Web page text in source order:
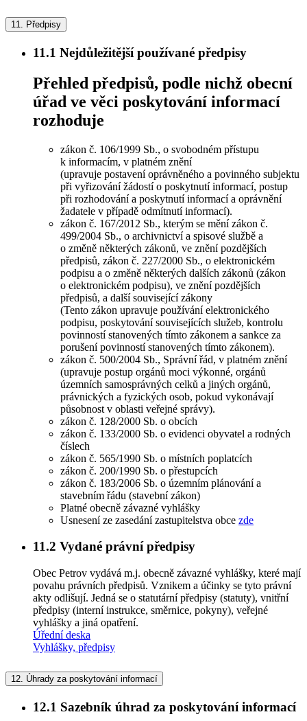
11. Předpisy
11.1 Nejdůležitější používané předpisy
Přehled předpisů, podle nichž obecní
úřad ve věci poskytování informací
rozhoduje
zákon č. 106/1999 Sb., o svobodném přístupu
k informacím, v platném znění
(upravuje postavení oprávněného a povinného subjektu
při vyřizování žádostí o poskytnutí informací, postup
při rozhodování a poskytnutí informací a oprávnění
žadatele v případě odmítnutí informací).
zákon č. 167/2012 Sb., kterým se mění zákon č.
499/2004 Sb., o archivnictví a spisové službě a
o změně některých zákonů, ve znění pozdějších
předpisů, zákon č. 227/2000 Sb., o elektronickém
podpisu a o změně některých dalších zákonů (zákon
o elektronickém podpisu), ve znění pozdějších
předpisů, a další související zákony
(Tento zákon upravuje používání elektronického
podpisu, poskytování souvisejících služeb, kontrolu
povinností stanovených tímto zákonem a sankce za
porušení povinností stanovených tímto zákonem).
zákon č. 500/2004 Sb., Správní řád, v platném znění
(upravuje postup orgánů moci výkonné, orgánů
územních samosprávných celků a jiných orgánů,
právnických a fyzických osob, pokud vykonávají
působnost v oblasti veřejné správy).
zákon č. 128/2000 Sb. o obcích
zákon č. 133/2000 Sb. o evidenci obyvatel a rodných
číslech
zákon č. 565/1990 Sb. o místních poplatcích
zákon č. 200/1990 Sb. o přestupcích
zákon č. 183/2006 Sb. o územním plánování a
stavebním řádu (stavební zákon)
Platné obecně závazné vyhlášky
Usnesení ze zasedání zastupitelstva obce zde
11.2 Vydané právní předpisy
Obec Petrov vydává m.j. obecně závazné vyhlášky, které mají
povahu právních předpisů. Vznikem a účinky se tyto právní
akty odlišují. Jedná se o statutární předpisy (statuty), vnitřní
předpisy (interní instrukce, směrnice, pokyny), veřejné
vyhlášky a jiná opatření.
Úřední deska
Vyhlášky, předpisy
12. Úhrady za poskytování informací
12.1 Sazebník úhrad za poskytování informací